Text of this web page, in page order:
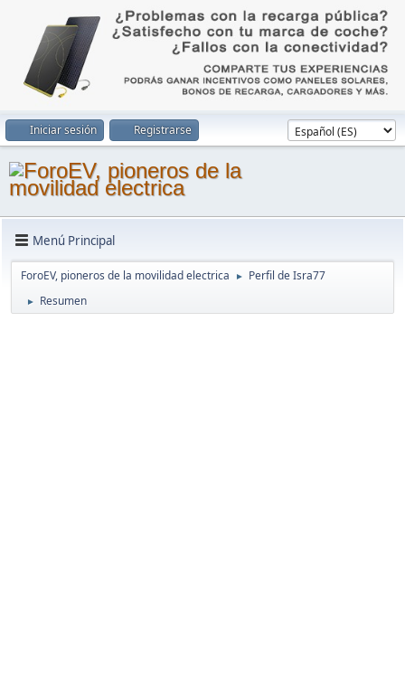
Iniciar sesión Registrarse
Menú Principal
ForoEV, pioneros de la movilidad electrica ► Perfil de Isra77
► Resumen